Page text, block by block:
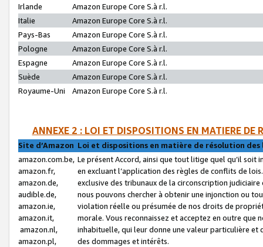
Irlande
Amazon Europe Core S.à r.l.
Italie
Amazon Europe Core S.à r.l.
Pays-Bas
Amazon Europe Core S.à r.l.
Pologne
Amazon Europe Core S.à r.l.
Espagne
Amazon Europe Core S.à r.l.
Suède
Amazon Europe Core S.à r.l.
Royaume-Uni
Amazon Europe Core S.à r.l.
ANNEXE 2 : LOI ET DISPOSITIONS EN MATIERE DE
Site d’Amazon Loi et dispositions en matière de résolution
amazon.com.be,
amazon.fr,
amazon.de,
audible.de,
amazon.ie,
amazon.it,
amazon.nl,
amazon.pl,
Le présent Accord, ainsi que tout litige quel qu’il soit
en excluant l’application des règles de conflits de
exclusive des tribunaux de la circonscription
nous pouvons chercher à obtenir une injonction ou
violation réelle ou présumée de nos droits de
morale. Vous reconnaissez et acceptez en outre que
inhabituelle, qui leur donne une valeur particulière
des dommages et intérêts.